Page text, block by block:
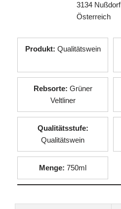
3134 Nußdorf
Österreich
Produkt: Qualitätswein
Rebsorte: Grüner
Veltliner
Qualitätsstufe:
Qualitätswein
Menge: 750ml